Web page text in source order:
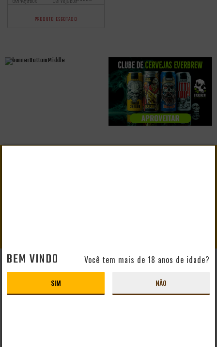
PRODUTO ESGOTADO
AJUDA E SUPORTE
BEM VINDO Você tem mais de 18 anos de idade?
SIM NÃO